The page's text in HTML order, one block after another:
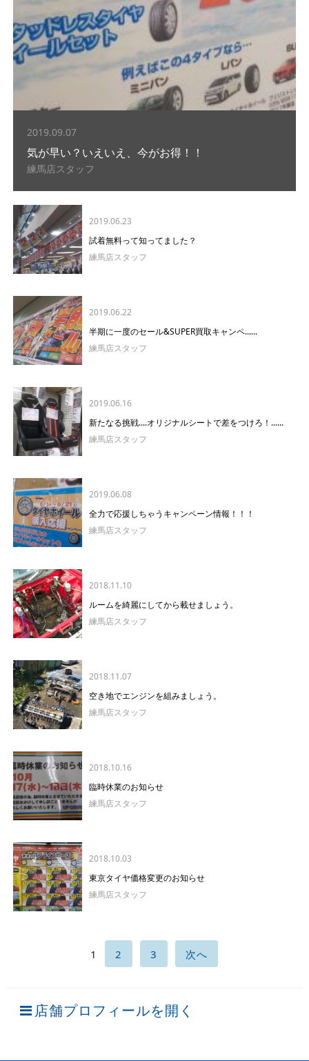
2019.09.07
気が早い？いえいえ、今がお得！！
練馬店スタッフ
2019.06.23
試着無料って知ってました？
練馬店スタッフ
2019.06.22
半期に一度のセール&SUPER買取キャンペ......
練馬店スタッフ
2019.06.16
新たなる挑戦....オリジナルシートで差をつけろ！......
練馬店スタッフ
2019.06.08
全力で応援しちゃうキャンペーン情報！！！
練馬店スタッフ
2018.11.10
ルームを綺麗にしてから載せましょう。
練馬店スタッフ
2018.11.07
空き地でエンジンを組みましょう。
練馬店スタッフ
2018.10.16
臨時休業のお知らせ
練馬店スタッフ
2018.10.03
東京タイヤ価格変更のお知らせ
練馬店スタッフ
1 2 3 次へ
店舗プロフィールを開く